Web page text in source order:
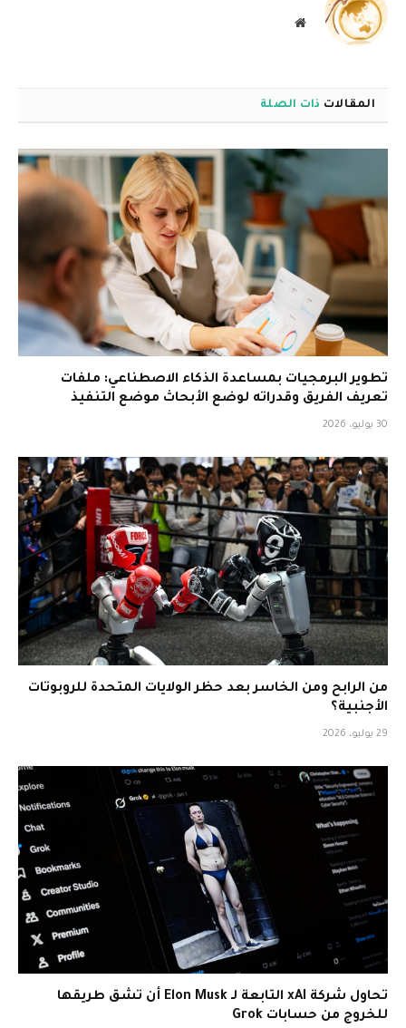
موقع
المقالات ذات الصلة
تطوير البرمجيات بمساعدة الذكاء الاصطناعي: ملفات
تعريف الفريق وقدراته لوضع الأبحاث موضع التنفيذ
30 يوليو، 2026
من الرابح ومن الخاسر بعد حظر الولايات المتحدة للروبوتات
الأجنبية؟
29 يوليو، 2026
تحاول شركة xAI التابعة لـ Elon Musk أن تشق طريقها
للخروج من حسابات Grok